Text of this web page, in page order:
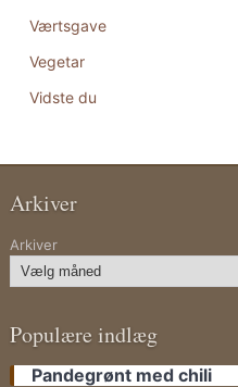
Værtsgave
Vegetar
Vidste du
Arkiver
Arkiver
Populære indlæg
Pandegrønt med chili